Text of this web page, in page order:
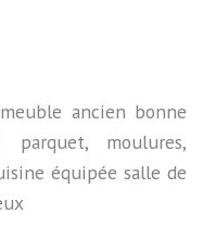
ancien bonne
moulures,
équipée salle de